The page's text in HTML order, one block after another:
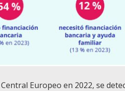
Europeo en 2022, se